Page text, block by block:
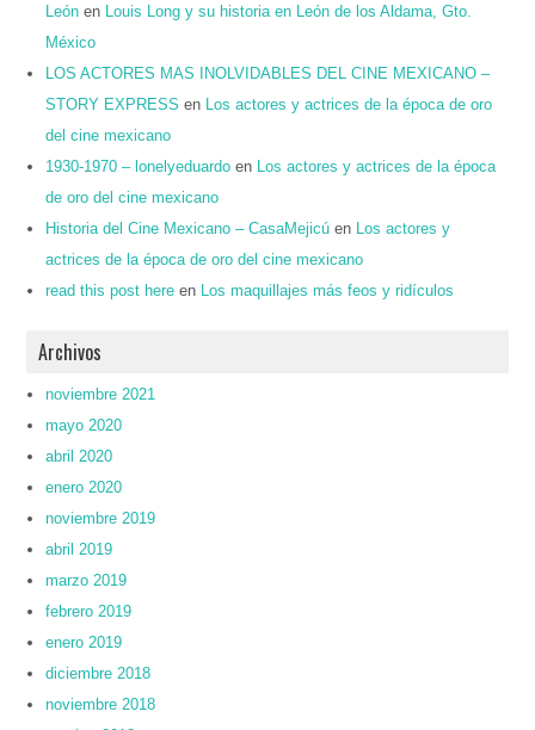
León en
Louis Long y su historia en León de los Aldama, Gto.
México
LOS ACTORES MAS INOLVIDABLES DEL CINE MEXICANO –
STORY EXPRESS en
Los actores y actrices de la época de oro
del cine mexicano
1930-1970 – lonelyeduardo en
Los actores y actrices de la época
de oro del cine mexicano
Historia del Cine Mexicano – CasaMejicú en
Los actores y
actrices de la época de oro del cine mexicano
read this post here en Los maquillajes más feos y ridículos
Archivos
noviembre 2021
mayo 2020
abril 2020
enero 2020
noviembre 2019
abril 2019
marzo 2019
febrero 2019
enero 2019
diciembre 2018
noviembre 2018